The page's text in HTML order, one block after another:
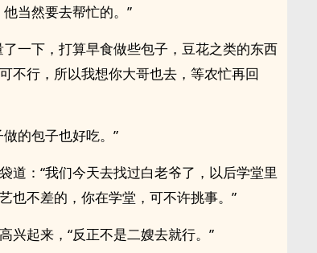
当然要去帮忙的。”
一下，打算早食做些包子，豆花之类的东西
不行，所以我想你大哥也去，等农忙再回
的包子也好吃。”
道：“我们今天去找过白老爷了，以后学堂里
也不差的，你在学堂，可不许挑事。”
兴起来，“反正不是二嫂去就行。”